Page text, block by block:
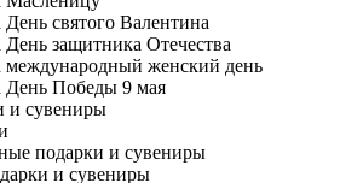
святого Валентина
защитника Отечества
международный женский день
День Победы 9 мая
и сувениры
подарки и сувениры
и сувениры